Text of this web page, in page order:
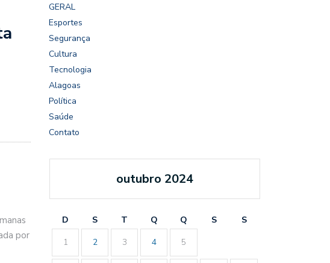
por
GERAL
Esportes
Segurança
Cultura
Tecnologia
Alagoas
Política
Saúde
Contato
outubro 2024
D S T Q Q S
S
1
2 3 4 5